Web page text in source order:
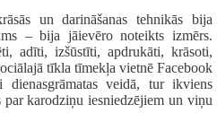
un darināšanas tehnikās bija
– bija jāievēro noteikts izmērs.
adīti, izšūstīti, apdrukāti, krāsoti,
tīkla tīmekļa vietnē Facebook
veidā, tur ikviens
par karodziņu iesniedzējiem un viņu